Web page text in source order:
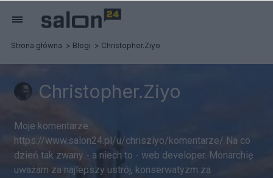
Strona główna Blogi Christopher.Ziyo
Christopher.Ziyo
Moje komentarze:
https://www.salon24.pl/u/chrisziyo/komentarze/ Na co
dzień tak zwany - a niech to - web developer. Monarchię
uważam za najlepszy ustrój, konserwatyzm za